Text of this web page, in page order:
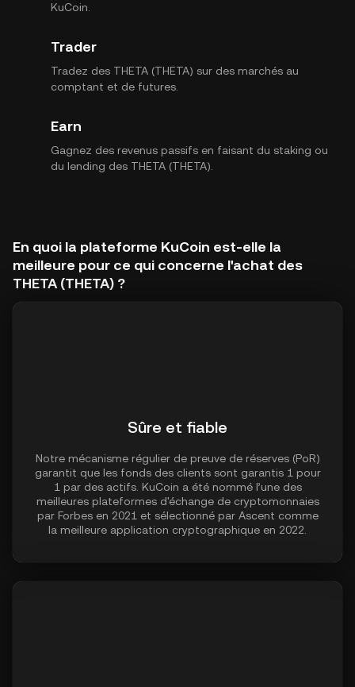
KuCoin.
Trader
Tradez des THETA (THETA) sur des marchés au
comptant et de futures.
Earn
Gagnez des revenus passifs en faisant du staking ou
du lending des THETA (THETA).
En quoi la plateforme KuCoin est-elle la
meilleure pour ce qui concerne l'achat des
THETA (THETA) ?
Sûre et fiable
Notre mécanisme régulier de preuve de réserves (PoR)
garantit que les fonds des clients sont garantis 1 pour
1 par des actifs. KuCoin a été nommé l’une des
meilleures plateformes d'échange de cryptomonnaies
par Forbes en 2021 et sélectionné par Ascent comme
la meilleure application cryptographique en 2022.